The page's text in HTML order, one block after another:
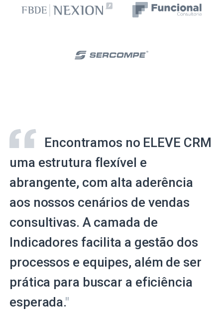
Encontramos no ELEVE CRM
uma estrutura flexível e
abrangente, com alta aderência
aos nossos cenários de vendas
consultivas. A camada de
Indicadores facilita a gestão dos
processos e equipes, além de ser
prática para buscar a eficiência
esperada."